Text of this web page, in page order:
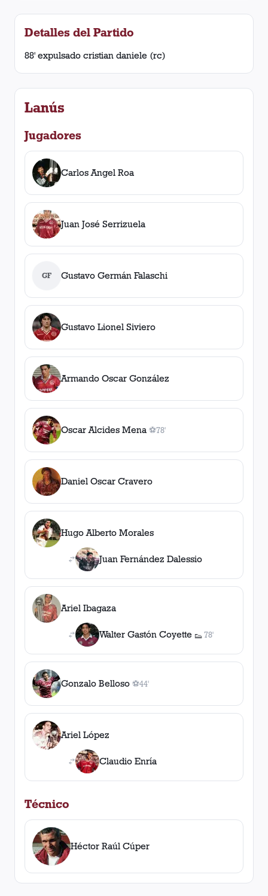
Detalles del Partido
88' expulsado cristian daniele (rc)
Lanús
Jugadores
Carlos Angel Roa
Juan José Serrizuela
GF Gustavo Germán Falaschi
Gustavo Lionel Siviero
Armando Oscar González
Oscar Alcides Mena ⚽
1gol
78'
Daniel Oscar Cravero
Hugo Alberto Morales
Juan Fernández Dalessio
Ariel Ibagaza
Walter Gastón Coyette 👟
1asistencia
78'
Gonzalo Belloso ⚽
1gol
44'
Ariel López
Claudio Enría
Técnico
Héctor Raúl Cúper